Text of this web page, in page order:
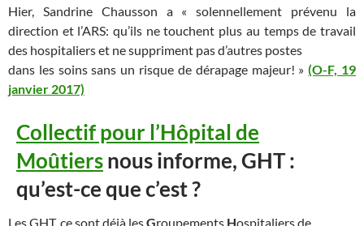
Hier, Sandrine Chausson a « solennellement prévenu la
direction et l’ARS: qu’ils ne touchent plus au temps de travail
des hospitaliers et ne suppriment pas d’autres postes
dans les soins sans un risque de dérapage majeur! »(O-F, 19
janvier 2017)
Collectif pour l’Hôpital de
Moûtiersnous informe, GHT :
qu’est-ce que c’est ?
Les GHT, ce sont déjà lesGroupements Hospitaliers de